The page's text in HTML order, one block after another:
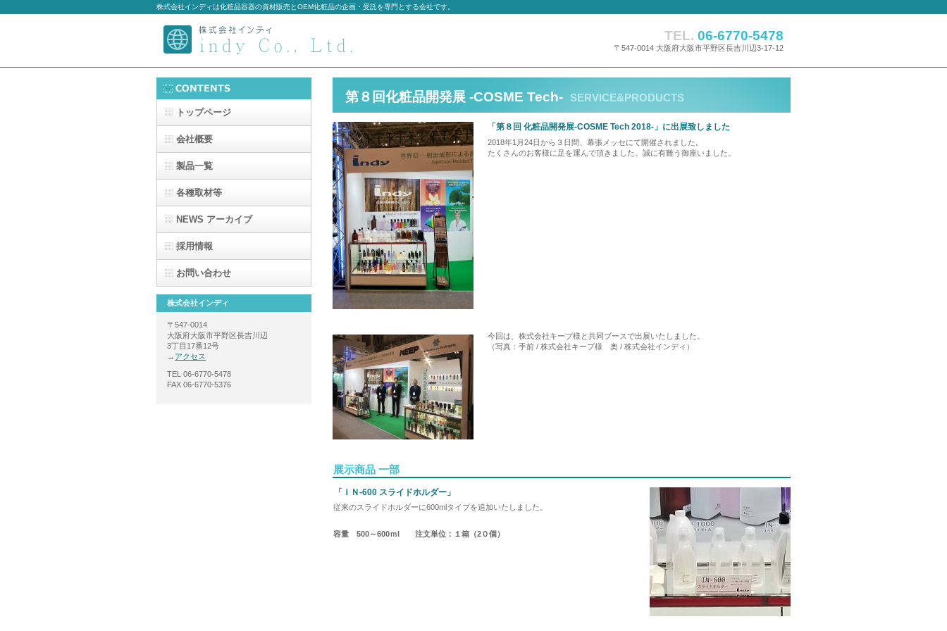
株式会社インディは化粧品容器の資材販売とOEM化粧品の企画・受託を専門とする会社です。
TEL. 06-6770-5478
〒547-0014 大阪府大阪市平野区長吉川辺3-17-12
第８回化粧品開発展 -COSME Tech- SERVICE&PRODUCTS
「第８回 化粧品開発展-COSME Tech 2018-」に出展致しました
2018年1月24日から３日間、幕張メッセにて開催されました。
たくさんのお客様に足を運んで頂きました。誠に有難う御座いました。
今回は、株式会社キープ様と共同ブースで出展いたしました。
（写真：手前 / 株式会社キープ様 奥 / 株式会社インディ）
展示商品 一部
「ＩＮ-600 スライドホルダー」
従来のスライドホルダーに600mlタイプを追加いたしました。
容量 500～600ｍl 注文単位：１箱（2０個）
トップページ
会社概要
製品一覧
各種取材等
NEWS アーカイブ
採用情報
お問い合わせ
株式会社インディ
〒547-0014
大阪府大阪市平野区長吉川辺
3丁目17番12号
→ アクセス
TEL 06-6770-5478
FAX 06-6770-5376